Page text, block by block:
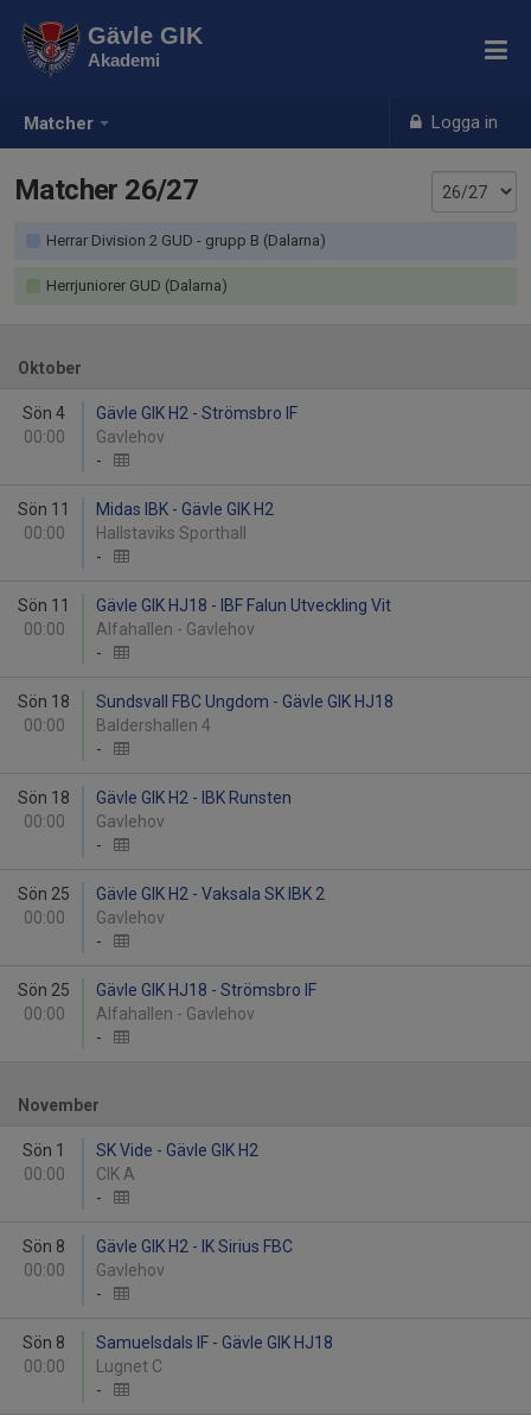
Matcher Logga in
Gävle GIK
Akademi
Matcher 26/27
Herrar Division 2 GUD - grupp B (Dalarna)
Herrjuniorer GUD (Dalarna)
Oktober
Sön 4
00:00
Gävle GIK H2 - Strömsbro IF
Gavlehov
-
Sön 11
00:00
Midas IBK - Gävle GIK H2
Hallstaviks Sporthall
-
Sön 11
00:00
Gävle GIK HJ18 - IBF Falun Utveckling Vit
Alfahallen - Gavlehov
-
Sön 18
00:00
Sundsvall FBC Ungdom - Gävle GIK HJ18
Baldershallen 4
-
Sön 18
00:00
Gävle GIK H2 - IBK Runsten
Gavlehov
-
Sön 25
00:00
Gävle GIK H2 - Vaksala SK IBK 2
Gavlehov
-
Sön 25
00:00
Gävle GIK HJ18 - Strömsbro IF
Alfahallen - Gavlehov
-
November
Sön 1
00:00
SK Vide - Gävle GIK H2
CIK A
-
Sön 8
00:00
Gävle GIK H2 - IK Sirius FBC
Gavlehov
-
Sön 8
00:00
Samuelsdals IF - Gävle GIK HJ18
Lugnet C
-